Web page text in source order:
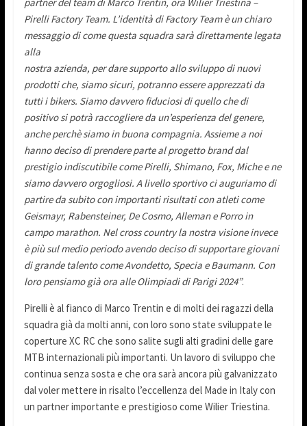
partner del team di Marco Trentin, ora Wilier Triestina –
Pirelli Factory Team. L’identità di Factory Team è un chiaro
messaggio di come questa squadra sarà direttamente legata
alla
nostra azienda, per dare supporto allo sviluppo di nuovi
prodotti che, siamo sicuri, potranno essere apprezzati da
tutti i bikers. Siamo davvero fiduciosi di quello che di
positivo si potrà raccogliere da un’esperienza del genere,
anche perchè siamo in buona compagnia. Assieme a noi
hanno deciso di prendere parte al progetto brand dal
prestigio indiscutibile come Pirelli, Shimano, Fox, Miche e ne
siamo davvero orgogliosi. A livello sportivo ci auguriamo di
partire da subito con importanti risultati con atleti come
Geismayr, Rabensteiner, De Cosmo, Alleman e Porro in
campo marathon. Nel cross country la nostra visione invece
è più sul medio periodo avendo deciso di supportare giovani
di grande talento come Avondetto, Specia e Baumann. Con
loro pensiamo già ora alle Olimpiadi di Parigi 2024”.
Pirelli è al fianco di Marco Trentin e di molti dei ragazzi della
squadra già da molti anni, con loro sono state sviluppate le
coperture XC RC che sono salite sugli alti gradini delle gare
MTB internazionali più importanti. Un lavoro di sviluppo che
continua senza sosta e che ora sarà ancora più galvanizzato
dal voler mettere in risalto l’eccellenza del Made in Italy con
un partner importante e prestigioso come Wilier Triestina.